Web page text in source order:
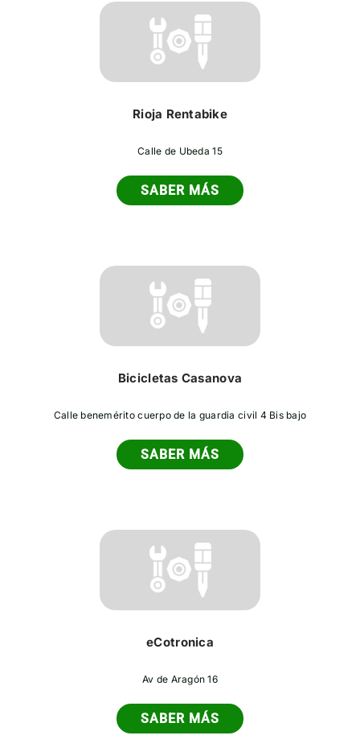
Rioja Rentabike
Calle de Ubeda 15
SABER MÁS
Bicicletas Casanova
Calle benemérito cuerpo de la guardia civil 4 Bis bajo
SABER MÁS
eCotronica
Av de Aragón 16
SABER MÁS